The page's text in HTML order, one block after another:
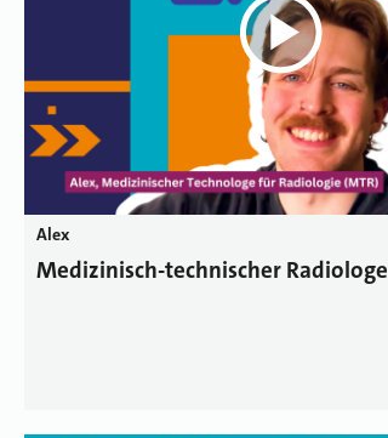
Alex
Medizinisch-technischer Radiologe